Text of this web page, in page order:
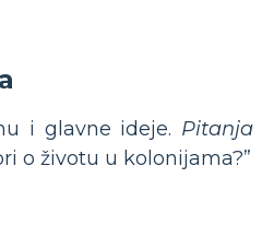
i glavne ideje. Pitanja
o životu u kolonijama?”